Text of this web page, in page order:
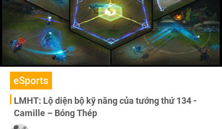
eSports
LMHT: Lộ diện bộ kỹ năng của tướng thứ 134 -
Camille – Bóng Thép